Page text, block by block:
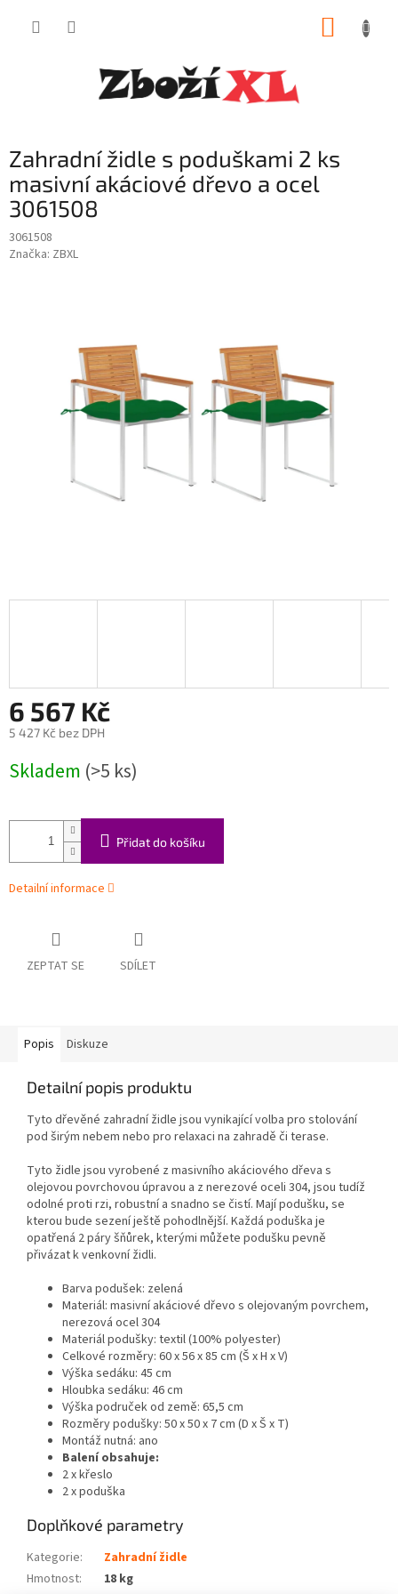
Zahradní židle s poduškami 2 ks
masivní akáciové dřevo a ocel
3061508
3061508
Značka: ZBXL
6 567 Kč
5 427 Kč bez DPH
cena:
Skladem (>5 ks)
Přidat do košíku
Detailní informace
ZEPTAT SE SDÍLET
Popis Diskuze
Detailní popis produktu
Tyto dřevěné zahradní židle jsou vynikající volba pro stolování
pod širým nebem nebo pro relaxaci na zahradě či terase.
Tyto židle jsou vyrobené z masivního akáciového dřeva s
olejovou povrchovou úpravou a z nerezové oceli 304, jsou tudíž
odolné proti rzi, robustní a snadno se čistí. Mají podušku, se
kterou bude sezení ještě pohodlnější. Každá poduška je
opatřená 2 páry šňůrek, kterými můžete podušku pevně
přivázat k venkovní židli.
Barva podušek: zelená
Materiál: masivní akáciové dřevo s olejovaným povrchem,
nerezová ocel 304
Materiál podušky: textil (100% polyester)
Celkové rozměry: 60 x 56 x 85 cm (Š x H x V)
Výška sedáku: 45 cm
Hloubka sedáku: 46 cm
Výška područek od země: 65,5 cm
Rozměry podušky: 50 x 50 x 7 cm (D x Š x T)
Montáž nutná: ano
Balení obsahuje:
2 x křeslo
2 x poduška
Doplňkové parametry
Kategorie:
Zahradní židle
Hmotnost:
18 kg